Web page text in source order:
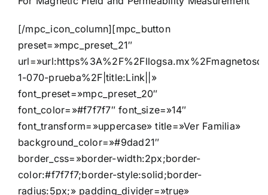
[/mpc_icon_column][mpc_button
preset=»mpc_preset_21″
1-070-prueba%2F|title:Link||»
font_preset=»mpc_preset_20″
font_color=»#f7f7f7″ font_size=»14″
font_transform=»uppercase» title=»Ver Familia»
background_color=»#9dad21″
border_css=»border-width:2px;border-
color:#f7f7f7;border-style:solid;border-
radius:5px;» padding_divider=»true»